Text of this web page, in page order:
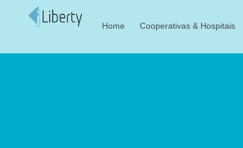
Home Cooperativas & Hospitais